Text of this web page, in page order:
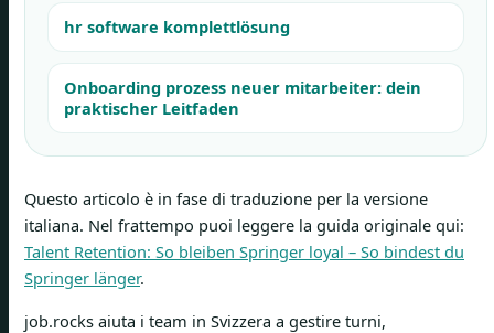
hr software komplettlösung
Onboarding prozess neuer mitarbeiter: dein
praktischer Leitfaden
Questo articolo è in fase di traduzione per la versione
italiana. Nel frattempo puoi leggere la guida originale qui:
Talent Retention: So bleiben Springer loyal – So bindest du
Springer länger.
job.rocks aiuta i team in Svizzera a gestire turni,